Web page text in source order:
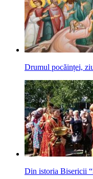
Drumul pocăinței,
Din istoria Bisericii